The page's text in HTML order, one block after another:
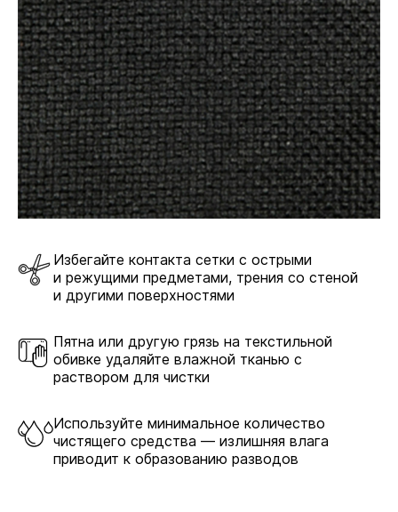
Избегайте контакта сетки с острыми
и режущими предметами, трения со стеной
и другими поверхностями
Пятна или другую грязь на текстильной
обивке удаляйте влажной тканью с
раствором для чистки
Используйте минимальное количество
чистящего средства — излишняя влага
приводит к образованию разводов